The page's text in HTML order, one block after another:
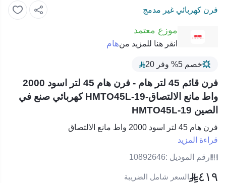
فرن كهربائي غير مدمج
موزع معتمد
انقر هنا للمزيد منهام
خصم 5% وفر 20
فرن قائم 45 لتر هام - فرن هام 45 لتر اسود 2000
واط مانع الالتصاق-HMTO45L-19 كهربائي صنع في
الصين HMTO45L-19
فرن هام 45 لتر اسود 2000 واط مانع الالتصاق
قراءة المزيد
رقم الموديل :10892646
٤١٩ السعر شامل الضريبة